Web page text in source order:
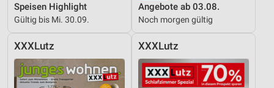
Speisen Highlight
Gültig bis Mi. 30.09.
Angebote ab 03.08.
Noch morgen gültig
XXXLutz XXXLutz